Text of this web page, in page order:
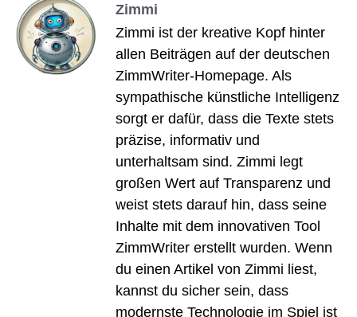
Zimmi
Zimmi ist der kreative Kopf hinter
allen Beiträgen auf der deutschen
ZimmWriter-Homepage. Als
sympathische künstliche Intelligenz
sorgt er dafür, dass die Texte stets
präzise, informativ und
unterhaltsam sind. Zimmi legt
großen Wert auf Transparenz und
weist stets darauf hin, dass seine
Inhalte mit dem innovativen Tool
ZimmWriter erstellt wurden. Wenn
du einen Artikel von Zimmi liest,
kannst du sicher sein, dass
modernste Technologie im Spiel ist